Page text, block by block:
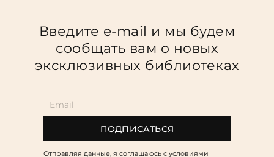
Введите e-mail и мы будем
сообщать вам о новых
эксклюзивных библиотеках
ПОДПИСАТЬСЯ
Отправляя данные, я соглашаюсь c условиями